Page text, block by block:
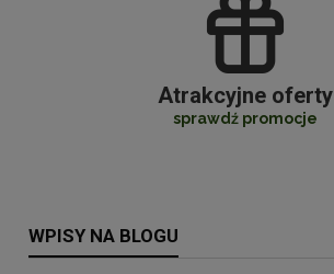
Atrakcyjne oferty
sprawdź promocje
WPISY NA BLOGU